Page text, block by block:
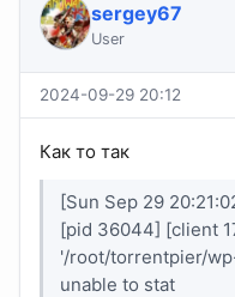
sergey67
User
2024-09-29 20:12
Как то так
[Sun Sep 29
[pid 36044] [client
'/root/torrentpier/
unable to stat